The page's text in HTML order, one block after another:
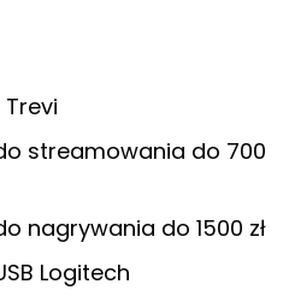
streamowania do 700
nagrywania do 1500 zł
Logitech